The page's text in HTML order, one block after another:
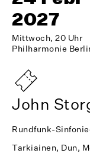
2027
Mittwoch, 20 Uhr
Philharmonie
John
Rundfunk-
Tarkiainen, Dun,